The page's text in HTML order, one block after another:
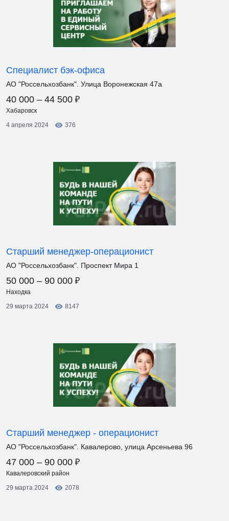
Специалист бэк-офиса
АО "Россельхозбанк". Улица Воронежская 47а
40 000 – 44 500 ₽
Хабаровск
4 апреля 2024
376
Старший менеджер-операционист
АО "Россельхозбанк". Проспект Мира 1
50 000 – 90 000 ₽
Находка
29 марта 2024
8147
Старший менеджер - операционист
АО "Россельхозбанк". Кавалерово, улица Арсеньева 96
47 000 – 90 000 ₽
Кавалеровский район
29 марта 2024
2078